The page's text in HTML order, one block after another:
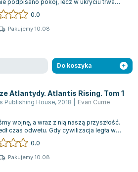
- książki
- książki
- metodyka
podpisano pokój, lecz w ukryciu trwa
rywalizacja. Zarówno So...
0.0
Pakujemy 10.08
Do koszyka
Atlantydy. Atlantis Rising. Tom 1
Publishing House, 2018 Evan Currie
wojnę, a wraz z nią naszą przyszłość.
czas odwetu. Gdy cywilizacja legła w
władzę nad ziemiami nieg...
0.0
Pakujemy 10.08